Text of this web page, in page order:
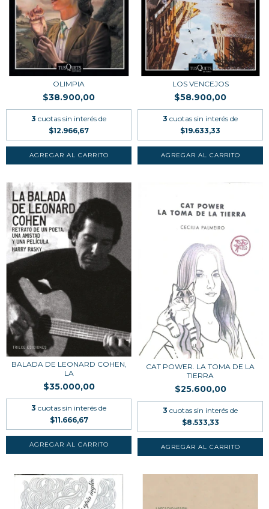
OLIMPIA
$38.900,00
3 cuotas sin interés de
$12.966,67
LOS VENCEJOS
$58.900,00
3 cuotas sin interés de
$19.633,33
BALADA DE LEONARD COHEN,
LA
$35.000,00
3 cuotas sin interés de
$11.666,67
CAT POWER. LA TOMA DE LA
TIERRA
$25.600,00
3 cuotas sin interés de
$8.533,33